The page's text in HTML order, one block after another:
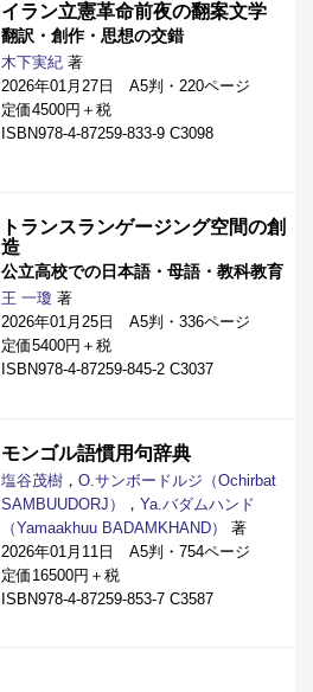
イラン立憲革命前夜の翻案文学
翻訳・創作・思想の交錯
木下実紀 著
2026年01月27日 A5判・220ページ
定価4500円＋税
ISBN978-4-87259-833-9 C3098
トランスランゲージング空間の創
造
公立高校での日本語・母語・教科教育
王 一瓊 著
2026年01月25日 A5判・336ページ
定価5400円＋税
ISBN978-4-87259-845-2 C3037
モンゴル語慣用句辞典
塩谷茂樹 ， O.サンボードルジ（Ochirbat
SAMBUUDORJ）
， Ya.バダムハンド
（Yamaakhuu BADAMKHAND）
著
2026年01月11日 A5判・754ページ
定価16500円＋税
ISBN978-4-87259-853-7 C3587